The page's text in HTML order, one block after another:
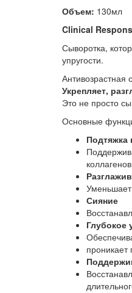
Объем: 130мл
Clinical
Сыворотка,
упругости.
Укрепляет,
Это не просто
Основные
Подтяжка
Сияние
Глубокое
проникает